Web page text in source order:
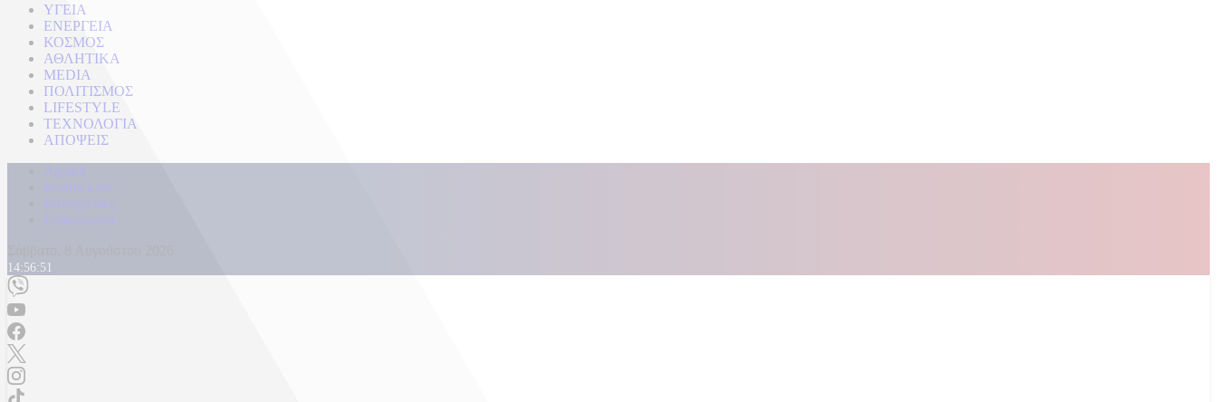
ΥΓΕΙΑ
ΕΝΕΡΓΕΙΑ
ΚΟΣΜΟΣ
ΑΘΛΗΤΙΚΑ
MEDIA
ΠΟΛΙΤΙΣΜΟΣ
LIFESTYLE
ΤΕΧΝΟΛΟΓΙΑ
ΑΠΟΨΕΙΣ
Αρχική
Kontra Live
Καταγγελίες
Επικοινωνία
14:56:53